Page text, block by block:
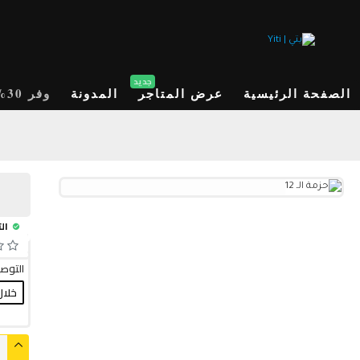
الصفحة الرئيسية عرض المتاجر
جديد
المدونة وفر 30%
خلال 10